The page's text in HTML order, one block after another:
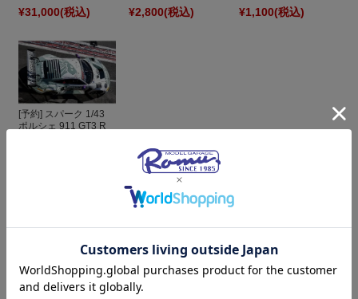
¥31,000(税込) ¥2,800(税込) ¥1,100(税込)
[予約] スパーク 1/43
ポルシェ 911 GT3 R